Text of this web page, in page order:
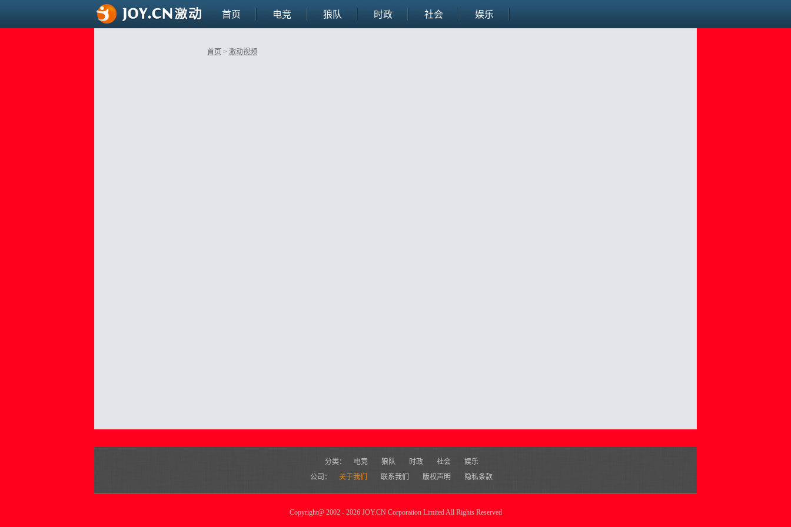
首页 电竞 狼队 时政 社会 娱乐
首页 > 激动视频
分类： 电竞 狼队 时政 社会
娱乐
公司：
关于我们 联系我们 版权声明 隐私条款
Copyright@2002 - 2026 JOY.CN Corporation Limited All Rights Reserved